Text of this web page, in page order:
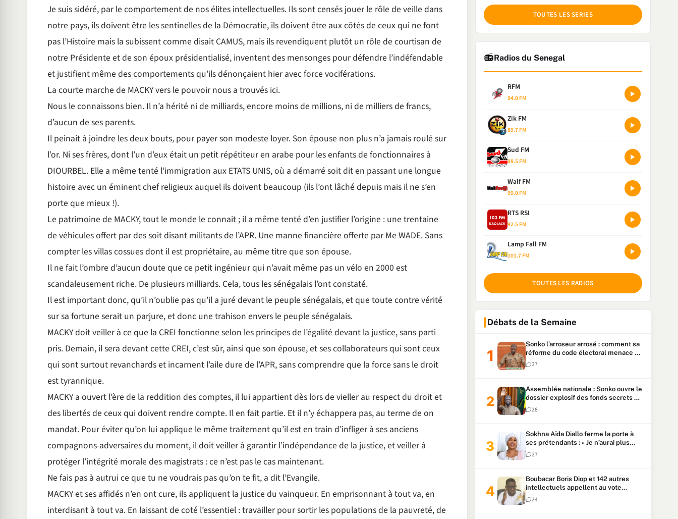
Je suis sidéré, par le comportement de nos élites intellectuelles. Ils sont censés jouer le rôle de veille dans
notre pays, ils doivent être les sentinelles de la Démocratie, ils doivent être aux côtés de ceux qui ne font
pas l’Histoire mais la subissent comme disait CAMUS, mais ils revendiquent plutôt un rôle de courtisan de
notre Présidente et de son époux présidentialisé, inventent des mensonges pour défendre l’indéfendable
et justifient même des comportements qu’ils dénonçaient hier avec force vociférations.
La courte marche de MACKY vers le pouvoir nous a trouvés ici.
Nous le connaissons bien. Il n’a hérité ni de milliards, encore moins de millions, ni de milliers de francs,
d’aucun de ses parents.
Il peinait à joindre les deux bouts, pour payer son modeste loyer. Son épouse non plus n’a jamais roulé sur
l’or. Ni ses frères, dont l’un d’eux était un petit répétiteur en arabe pour les enfants de fonctionnaires à
DIOURBEL. Elle a même tenté l’immigration aux ETATS UNIS, où a démarré soit dit en passant une longue
histoire avec un éminent chef religieux auquel ils doivent beaucoup (ils l’ont lâché depuis mais il ne s’en
porte que mieux !).
Le patrimoine de MACKY, tout le monde le connait ; il a même tenté d’en justifier l’origine : une trentaine
de véhicules offert par des soit disant militants de l’APR. Une manne financière offerte par Me WADE. Sans
compter les villas cossues dont il est propriétaire, au même titre que son épouse.
Il ne fait l’ombre d’aucun doute que ce petit ingénieur qui n’avait même pas un vélo en 2000 est
scandaleusement riche. De plusieurs milliards. Cela, tous les sénégalais l’ont constaté.
Il est important donc, qu’il n’oublie pas qu’il a juré devant le peuple sénégalais, et que toute contre vérité
sur sa fortune serait un parjure, et donc une trahison envers le peuple sénégalais.
MACKY doit veiller à ce que la CREI fonctionne selon les principes de l’égalité devant la justice, sans parti
pris. Demain, il sera devant cette CREI, c’est sûr, ainsi que son épouse, et ses collaborateurs qui sont ceux
qui sont surtout revanchards et incarnent l’aile dure de l’APR, sans comprendre que la force sans le droit
est tyrannique.
MACKY a ouvert l’ère de la reddition des comptes, il lui appartient dès lors de vieller au respect du droit et
des libertés de ceux qui doivent rendre compte. Il en fait partie. Et il n’y échappera pas, au terme de on
mandat. Pour éviter qu’on lui applique le même traitement qu’il est en train d’infliger à ses anciens
compagnons-adversaires du moment, il doit veiller à garantir l’indépendance de la justice, et veiller à
protéger l’intégrité morale des magistrats : ce n’est pas le cas maintenant.
Ne fais pas à autrui ce que tu ne voudrais pas qu’on te fit, a dit l’Evangile.
MACKY et ses affidés n’en ont cure, ils appliquent la justice du vainqueur. En emprisonnant à tout va, en
interdisant à tout va. En laissant de coté l’essentiel : travailler pour sortir les populations de la pauvreté, de
TOUTES LES SERIES
📻Radios du Senegal
RFM
94.0 FM
Zik FM
89.7 FM
Sud FM
98.5 FM
Walf FM
99.0 FM
RTS RSI
92.5 FM
Lamp Fall FM
101.7 FM
TOUTES LES RADIOS
Débats de la Semaine
Sonko l’arroseur arrosé : comment sa
réforme du code électoral menace sa
candidature
37
Assemblée nationale : Sonko ouvre le
dossier explosif des fonds secrets et
du patrimoine présidentiel
28
Sokhna Aïda Diallo ferme la porte à
ses prétendants : « Je n’aurai plus
jamais un autre mari »
27
Boubacar Boris Diop et 142 autres
intellectuels appellent au vote
urgent de la révision
constitutionnelle
24